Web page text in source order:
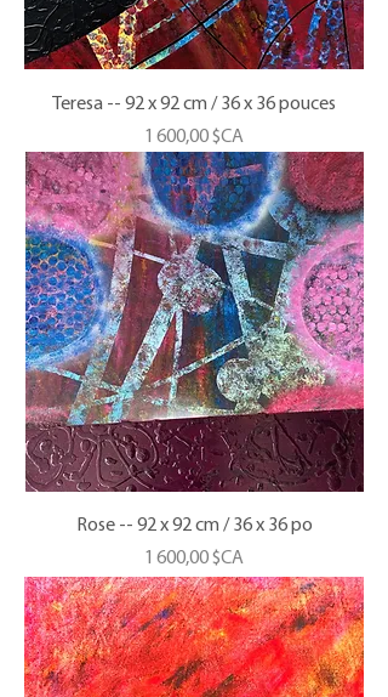
Teresa -- 92 x 92 cm / 36 x 36 pouces
Prix
1 600,00 $CA
Rose -- 92 x 92 cm / 36 x 36 po
Prix
1 600,00 $CA